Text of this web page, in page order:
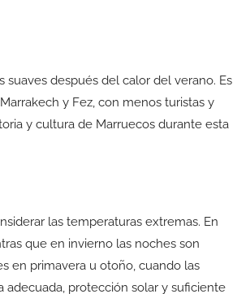
después del calor del verano. Es
y Fez, con menos turistas y
y cultura de Marruecos durante esta
las temperaturas extremas. En
que en invierno las noches son
en primavera u otoño, cuando las
adecuada, protección solar y suficiente